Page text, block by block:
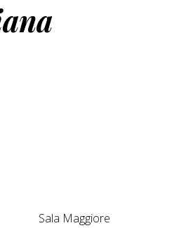
Sala Maggiore